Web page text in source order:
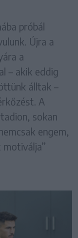
próbál
Újra a
a
– akik eddig
álltak –
A
sokan
engem,
motiválja”